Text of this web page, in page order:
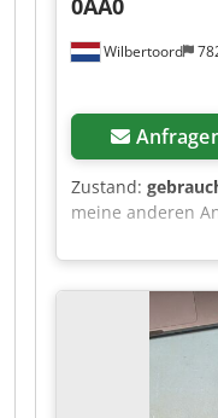
Wilbertoord
Zustand:
meine anderen
verhandelbar.